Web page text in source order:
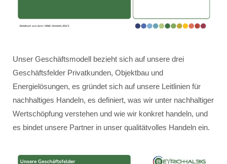
Unser Geschäftsmodell bezieht sich auf unsere drei
Geschäftsfelder Privatkunden, Objektbau und
Energielösungen, es gründet sich auf unsere Leitlinien für
nachhaltiges Handeln, es definiert, was wir unter nachhaltiger
Wertschöpfung verstehen und wie wir konkret handeln, und
es bindet unsere Partner in unser qualitätvolles Handeln ein.